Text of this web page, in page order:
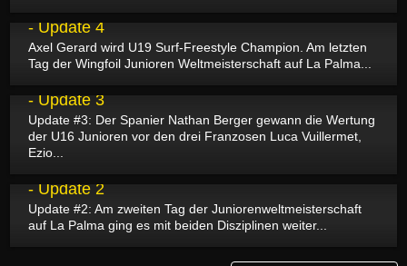
- Update 4
Axel Gerard wird U19 Surf-Freestyle Champion. Am letzten
Tag der Wingfoil Junioren Weltmeisterschaft auf La Palma...
30.06.2024
- Update 3
Update #3: Der Spanier Nathan Berger gewann die Wertung
der U16 Junioren vor den drei Franzosen Luca Vuillermet,
Ezio...
29.06.2024
- Update 2
Update #2: Am zweiten Tag der Juniorenweltmeisterschaft
auf La Palma ging es mit beiden Disziplinen weiter...